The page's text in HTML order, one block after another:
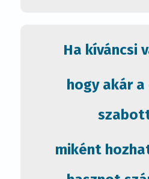
telefonos
LEHETŐSÉG